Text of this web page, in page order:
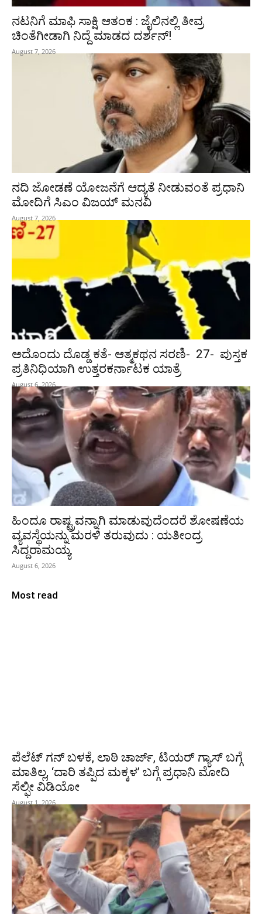
ನಟನಿಗೆ ಮಾಫಿ ಸಾಕ್ಷಿ ಆತಂಕ : ಜೈಲಿನಲ್ಲಿ ತೀವ್ರ
ಚಿಂತೆಗೀಡಾಗಿ ನಿದ್ದೆ ಮಾಡದ ದರ್ಶನ್!
August 7, 2026
ನದಿ ಜೋಡಣೆ ಯೋಜನೆಗೆ ಆದ್ಯತೆ ನೀಡುವಂತೆ ಪ್ರಧಾನಿ
ಮೋದಿಗೆ ಸಿಎಂ ವಿಜಯ್‌ ಮನವಿ
August 7, 2026
ಅದೊಂದು ದೊಡ್ಡ ಕತೆ- ಆತ್ಮಕಥನ ಸರಣಿ- 27- ಪುಸ್ತಕ
ಪ್ರತಿನಿಧಿಯಾಗಿ ಉತ್ತರಕರ್ನಾಟಕ ಯಾತ್ರೆ
August 6, 2026
ಹಿಂದೂ ರಾಷ್ಟ್ರವನ್ನಾಗಿ ಮಾಡುವುದೆಂದರೆ ಶೋಷಣೆಯ
ವ್ಯವಸ್ಥೆಯನ್ನು ಮರಳಿ ತರುವುದು : ಯತೀಂದ್ರ
ಸಿದ್ದರಾಮಯ್ಯ
August 6, 2026
Most read
ಪೆಲೆಟ್ ಗನ್ ಬಳಕೆ, ಲಾಠಿ ಚಾರ್ಜ್, ಟಿಯರ್ ಗ್ಯಾಸ್ ಬಗ್ಗೆ
ಮಾತಿಲ್ಲ, ‘ದಾರಿ ತಪ್ಪಿದ ಮಕ್ಕಳ’ ಬಗ್ಗೆ ಪ್ರಧಾನಿ ಮೋದಿ
ಸೆಲ್ಫೀ ವಿಡಿಯೋ
August 1, 2026